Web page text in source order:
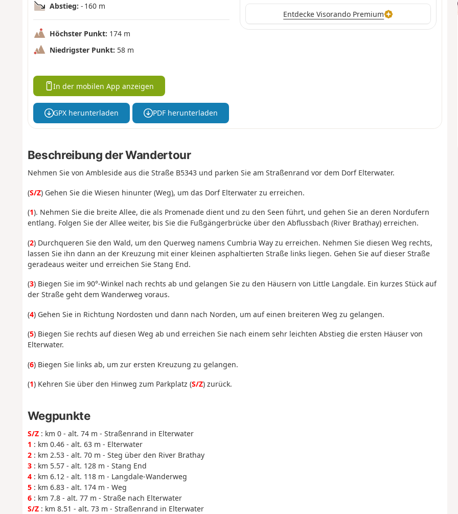
Abstieg: - 160 m
Höchster Punkt: 174 m
Niedrigster Punkt: 58 m
Entdecke Visorando Premium
In der mobilen App anzeigen
GPX herunterladen PDF herunterladen
Beschreibung der Wandertour
Nehmen Sie von Ambleside aus die Straße B5343 und parken Sie am Straßenrand vor dem Dorf Elterwater.
(S/Z) Gehen Sie die Wiesen hinunter (Weg), um das Dorf Elterwater zu erreichen.
(1). Nehmen Sie die breite Allee, die als Promenade dient und zu den Seen führt, und gehen Sie an deren Nordufern
entlang. Folgen Sie der Allee weiter, bis Sie die Fußgängerbrücke über den Abflussbach (River Brathay) erreichen.
(2) Durchqueren Sie den Wald, um den Querweg namens Cumbria Way zu erreichen. Nehmen Sie diesen Weg rechts,
lassen Sie ihn dann an der Kreuzung mit einer kleinen asphaltierten Straße links liegen. Gehen Sie auf dieser Straße
geradeaus weiter und erreichen Sie Stang End.
(3) Biegen Sie im 90°-Winkel nach rechts ab und gelangen Sie zu den Häusern von Little Langdale. Ein kurzes Stück auf
der Straße geht dem Wanderweg voraus.
(4) Gehen Sie in Richtung Nordosten und dann nach Norden, um auf einen breiteren Weg zu gelangen.
(5) Biegen Sie rechts auf diesen Weg ab und erreichen Sie nach einem sehr leichten Abstieg die ersten Häuser von
Elterwater.
(6) Biegen Sie links ab, um zur ersten Kreuzung zu gelangen.
(1) Kehren Sie über den Hinweg zum Parkplatz (S/Z) zurück.
Wegpunkte
S/Z: km 0 - alt. 74 m - Straßenrand in Elterwater
1 : km 0.46 - alt. 63 m - Elterwater
2: km 2.53 - alt. 70 m - Steg über den River Brathay
3: km 5.57 - alt. 128 m - Stang End
4: km 6.12 - alt. 118 m - Langdale-Wanderweg
5: km 6.83 - alt. 174 m - Weg
6: km 7.8 - alt. 77 m - Straße nach Elterwater
S/Z: km 8.51 - alt. 73 m - Straßenrand in Elterwater